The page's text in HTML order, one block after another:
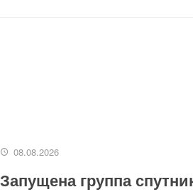
08.08.2026
Запущена группа